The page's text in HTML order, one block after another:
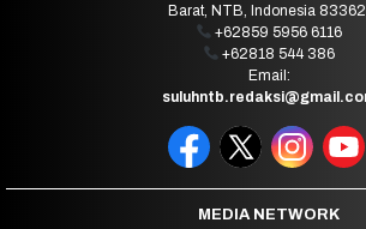
Barat, NTB, Indonesia
+62859 5956 6116
+62818 544 386
Email:
MEDIA NETWORK